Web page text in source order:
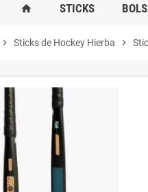
home STICKS
chevron_right Sticks de Hockey Hierba chevron_right